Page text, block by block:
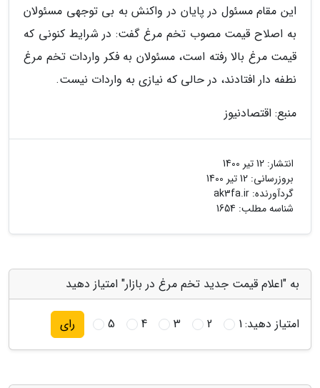
این مقام مسئول در پایان در واکنش به بی توجهی مسئولان
به اصلاح قیمت مصوب تخم مرغ گفت: در شرایط کنونی که
قیمت مرغ بالا رفته است، مسئولان به فکر واردات تخم مرغ
نطفه دار افتادند، در حالی که نیازی به واردات نیست.
منبع: اقتصادنیوز
انتشار: 12 تیر 1400
بروزرسانی: 12 تیر 1400
گردآورنده: ak3fa.ir
شناسه مطلب: 1654
به "اعلام قیمت جدید تخم مرغ در بازار" امتیاز دهید
امتیاز دهید:1
2
3
4
5 رای